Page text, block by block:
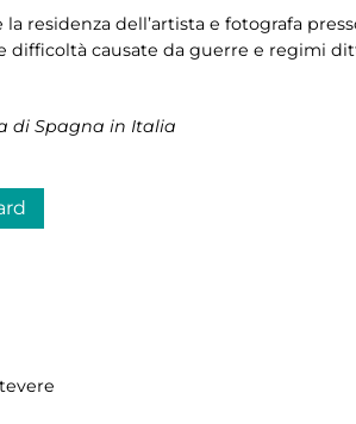
residenza dell’artista e fotografa
difficoltà causate da guerre e regimi
di Spagna in Italia